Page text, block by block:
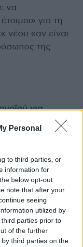
Personal
to third parties, or
information for
below opt-out
note that after your
seeing
utilized by
parties prior to
of the further
third parties on the
να
για τη
νέου «αν είναι
της
για
Κομισιόν